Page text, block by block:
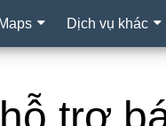
Maps Dịch vụ khác